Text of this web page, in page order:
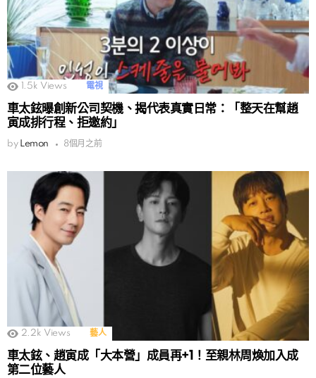
1.5k Views 電視
車太鉉曝創新公司契機、揭代表真實日常：「整天在幫趙
寅成排行程、拒邀約」
by Lemon 8個月之前
2.2k Views 藝人
車太鉉、趙寅成「大本營」成員再+1！至親林周煥加入成
第二位藝人